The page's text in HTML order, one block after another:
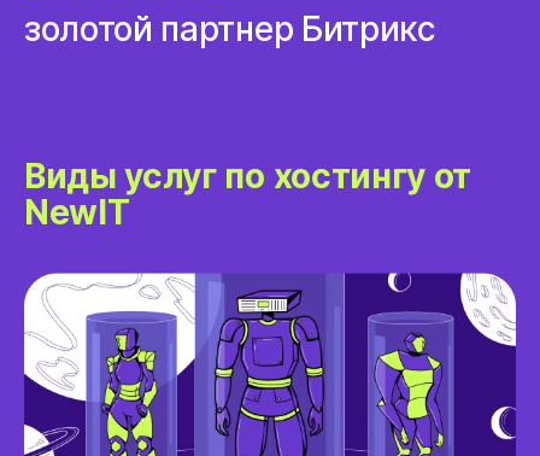
золотой партнер Битрикс
Виды услуг по хостингу от
NewIT